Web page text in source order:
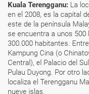
Kuala Terengganu: La
en el 2008, es la capital
este de la península
se encuentra a unos
300.000 habitantes.
Kampung Cina (o
Central), el Palacio del
Pulau Duyong. Por otro
localiza el Terengganu
nueve islas.